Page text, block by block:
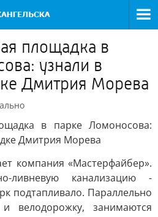
площадка в
узнали в
Дмитрия Морева
в парке Ломоносова:
Дмитрия Морева
компания «Мастерфайбер».
ливневую канализацию -
подтапливало. Параллельно
велодорожку, занимаются